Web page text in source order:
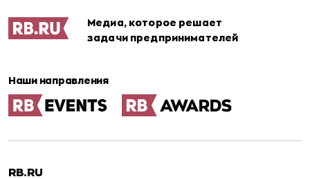
Медиа, которое решает
задачи предпринимателей
Наши направления
RB.RU